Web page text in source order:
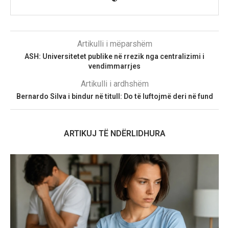
Artikulli i mëparshëm
ASH: Universitetet publike në rrezik nga centralizimi i
vendimmarrjes
Artikulli i ardhshëm
Bernardo Silva i bindur në titull: Do të luftojmë deri në fund
ARTIKUJ TË NDËRLIDHURA